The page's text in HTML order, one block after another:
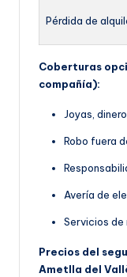
Pérdida de
Coberturas
compañía):
Joyas,
Robo fuera
Avería de
Servicios
Precios del
Ametlla del